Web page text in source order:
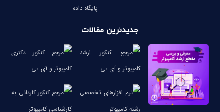
پایگاه داده
جدیدترین مقالات